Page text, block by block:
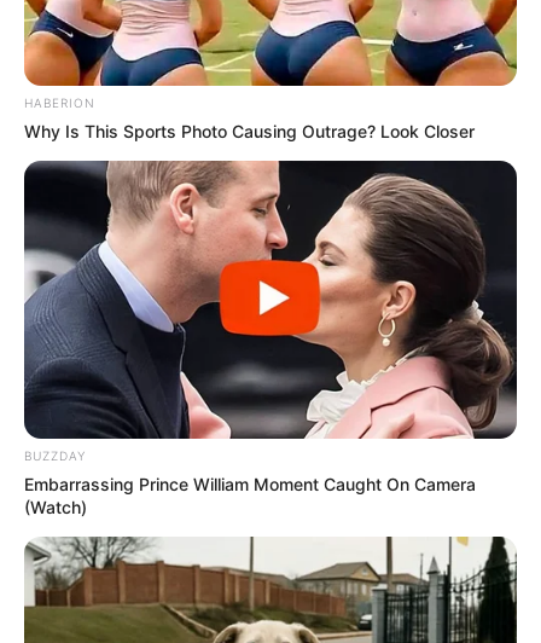
HABERION
Why Is This Sports Photo Causing Outrage? Look Closer
BUZZDAY
Embarrassing Prince William Moment Caught On Camera
(Watch)